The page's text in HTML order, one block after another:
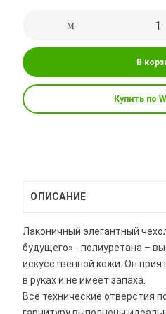
В
Купить по
ОПИСАНИЕ
Лаконичный элегантный
будущего» - полиуретана –
искусственной кожи. Он
в руках и не имеет запаха.
Все технические отверстия